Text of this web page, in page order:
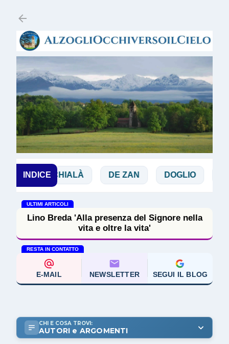
INDICE
CHIALÀ DE ZAN DOGLIO MAGGI
ULTIMI ARTICOLI
Lino Breda 'Alla presenza del Signore nella
vita e oltre la vita'
RESTA IN CONTATTO
E-MAIL NEWSLETTER SEGUI IL BLOG
CHI E COSA TROVI:
AUTORI e ARGOMENTI